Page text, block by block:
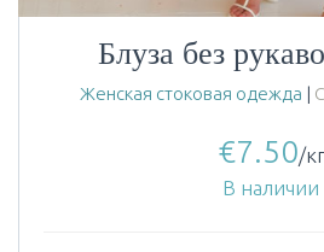
Блуза без
Женская стоковая одежда |
€7.50/кг
В наличии